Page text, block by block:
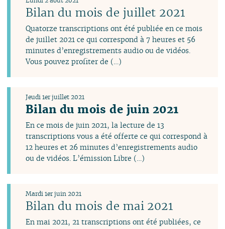
janvierjanvier
janvier
Bilan du mois de juillet 2021
Quatorze transcriptions ont été publiée en ce mois
de juillet 2021 ce qui correspond à 7 heures et 56
minutes d’enregistrements audio ou de vidéos.
Vous pouvez profiter de (…)
Bilan du mois de juin 2021
Jeudi 1er juillet 2021
En ce mois de juin 2021, la lecture de 13
transcriptions vous a été offerte ce qui correspond à
12 heures et 26 minutes d’enregistrements audio
ou de vidéos. L’émission Libre (…)
Bilan du mois de mai 2021
Mardi 1er juin 2021
En mai 2021, 21 transcriptions ont été publiées, ce